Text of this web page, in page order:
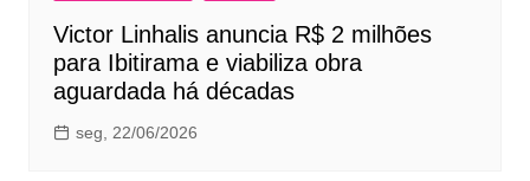
Victor Linhalis anuncia R$ 2 milhões
para Ibitirama e viabiliza obra
aguardada há décadas
seg, 22/06/2026